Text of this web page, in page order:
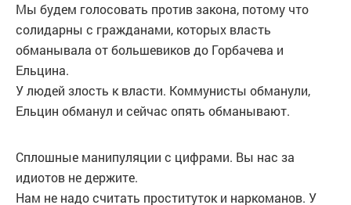
Мы будем голосовать против закона, потому что
солидарны с гражданами, которых власть
обманывала от большевиков до Горбачева и
Ельцина.
У людей злость к власти. Коммунисты обманули,
Ельцин обманул и сейчас опять обманывают.
Сплошные манипуляции с цифрами. Вы нас за
идиотов не держите.
Нам не надо считать проституток и наркоманов. У